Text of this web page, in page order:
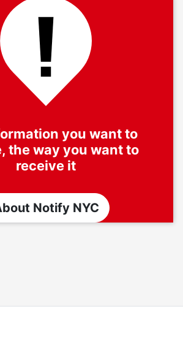
you want to
the way you want to
receive it
Notify NYC